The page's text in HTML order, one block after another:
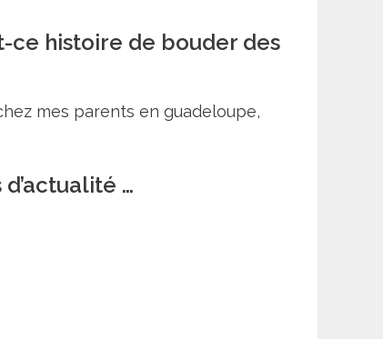
ce histoire de bouder des
mes parents en guadeloupe,
…